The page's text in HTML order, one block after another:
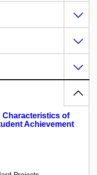
Characteristics of
Achievement